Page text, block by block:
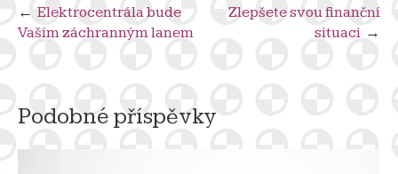
Navigace
pro
Elektrocentrála bude
Vaším záchranným lanem
Zlepšete svou finanční
situaci
Podobné příspěvky